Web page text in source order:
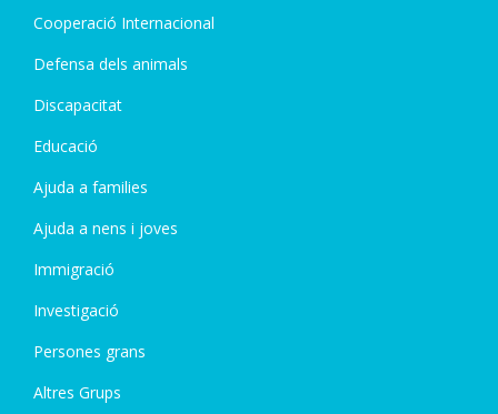
Cooperació Internacional
Defensa dels animals
Discapacitat
Educació
Ajuda a families
Ajuda a nens i joves
Immigració
Investigació
Persones grans
Altres Grups